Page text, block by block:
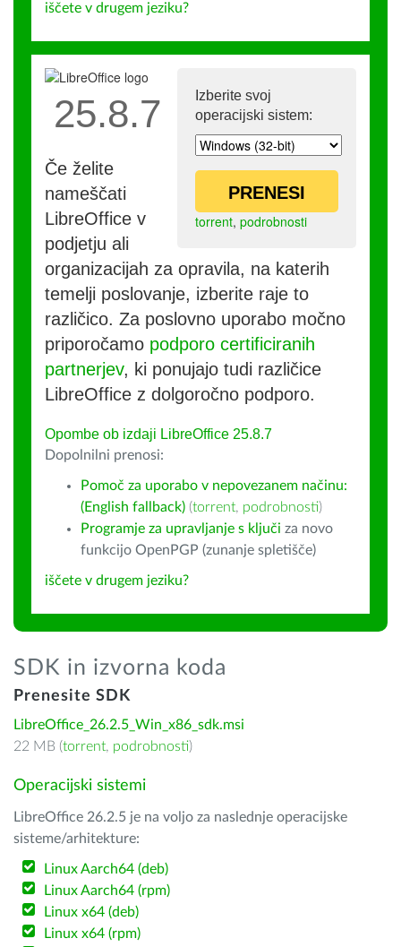
iščete v drugem jeziku?
Izberite svoj
operacijski sistem:
PRENESI
torrent, podrobnosti
25.8.7
Če želite
nameščati
LibreOffice v
podjetju ali
organizacijah za opravila, na katerih
temelji poslovanje, izberite raje to
različico. Za poslovno uporabo močno
priporočamo podporo certificiranih
partnerjev, ki ponujajo tudi različice
LibreOffice z dolgoročno podporo.
Opombe ob izdaji LibreOffice 25.8.7
Dopolnilni prenosi:
Pomoč za uporabo v nepovezanem načinu:
(English fallback) (torrent, podrobnosti)
Programje za upravljanje s ključi za novo
funkcijo OpenPGP (zunanje spletišče)
iščete v drugem jeziku?
SDK in izvorna koda
Prenesite SDK
LibreOffice_26.2.5_Win_x86_sdk.msi
22 MB (torrent, podrobnosti)
Operacijski sistemi
LibreOffice 26.2.5 je na voljo za naslednje operacijske
sisteme/arhitekture:
Linux Aarch64 (deb)
Linux Aarch64 (rpm)
Linux x64 (deb)
Linux x64 (rpm)